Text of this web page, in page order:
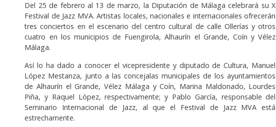
Del 25 de febrero al 13 de marzo, la Diputación de Málaga celebrará su X
Festival de Jazz MVA. Artistas locales, nacionales e internacionales ofrecerán
tres conciertos en el escenario del centro cultural de calle Ollerías y otros
cuatro en los municipios de Fuengirola, Alhaurín el Grande, Coín y Vélez
Málaga.
Así lo ha dado a conocer el vicepresidente y diputado de Cultura, Manuel
López Mestanza, junto a las concejalas municipales de los ayuntamientos
de Alhaurín el Grande, Vélez Málaga y Coín, Marina Maldonado, Lourdes
Piña, y Raquel López, respectivamente; y Pablo García, responsable del
Seminario Internacional de Jazz, al que el Festival de Jazz MVA está
estrechamente.